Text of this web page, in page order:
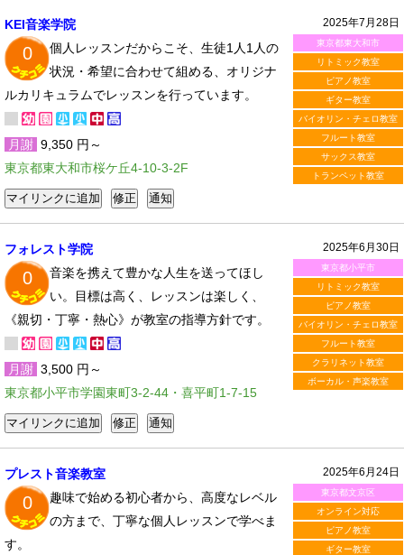
2025年7月28日
東京都東大和市
リトミック教室
ピアノ教室
ギター教室
バイオリン・チェロ教室
フルート教室
サックス教室
トランペット教室
KEI音楽学院
0
個人レッスンだからこそ、生徒1人1人の
状況・希望に合わせて組める、オリジナ
ルカリキュラムでレッスンを行っています。
月謝 9,350 円～
東京都東大和市桜ケ丘4-10-3-2F
2025年6月30日
東京都小平市
リトミック教室
ピアノ教室
バイオリン・チェロ教室
フルート教室
クラリネット教室
ボーカル・声楽教室
フォレスト学院
0
音楽を携えて豊かな人生を送ってほし
い。目標は高く、レッスンは楽しく、
《親切・丁寧・熱心》が教室の指導方針です。
月謝 3,500 円～
東京都小平市学園東町3-2-44・喜平町1-7-15
2025年6月24日
東京都文京区
オンライン対応
ピアノ教室
ギター教室
プレスト音楽教室
0
趣味で始める初心者から、高度なレベル
の方まで、丁寧な個人レッスンで学べま
す。